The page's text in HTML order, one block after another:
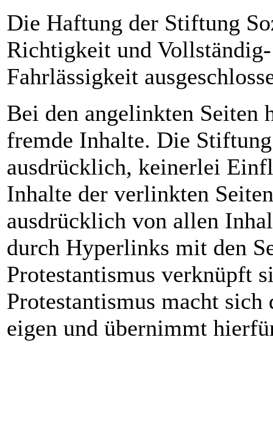
Die Haftung der Stiftung
Richtigkeit und
Fahrlässigkeit
Bei den angelinkten Seiten
fremde Inhalte. Die
ausdrücklich, keinerlei
Inhalte der verlinkten
ausdrücklich von allen
durch Hyperlinks mit den
Protestantismus verknüpft
Protestantismus macht
eigen und übernimmt